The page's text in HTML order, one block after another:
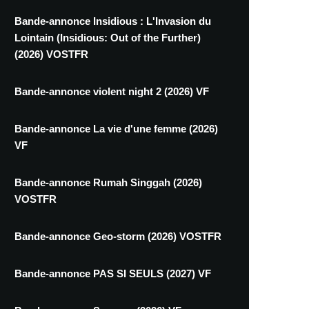
Bande-annonce Insidious : L'Invasion du
Lointain (Insidious: Out of the Further)
(2026) VOSTFR
Bande-annonce violent night 2 (2026) VF
Bande-annonce La vie d'une femme (2026)
VF
Bande-annonce Rumah Singgah (2026)
VOSTFR
Bande-annonce Geo-storm (2026) VOSTFR
Bande-annonce PAS SI SEULS (2027) VF